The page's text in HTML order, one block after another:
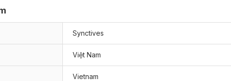
Synctives
Việt Nam
Vietnam